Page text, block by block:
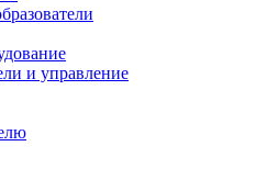
и управление